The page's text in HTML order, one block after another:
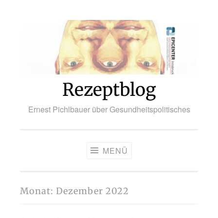
Rezeptblog
Ernest Pichlbauer über Gesundheitspolitisches
MENÜ
Monat: Dezember 2022